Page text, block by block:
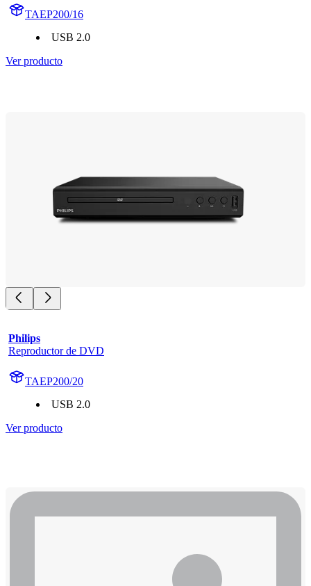
TAEP200/16
USB 2.0
Ver producto
Philips
Reproductor de DVD
TAEP200/20
USB 2.0
Ver producto